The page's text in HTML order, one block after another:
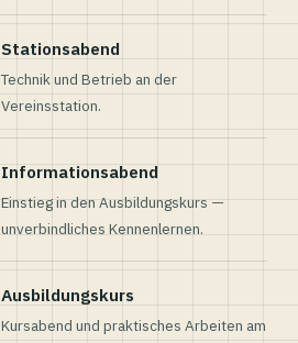
Stationsabend
Technik und Betrieb an der
Vereinsstation.
Informationsabend
Einstieg in den Ausbildungskurs —
unverbindliches Kennenlernen.
Ausbildungskurs
Kursabend und praktisches Arbeiten am